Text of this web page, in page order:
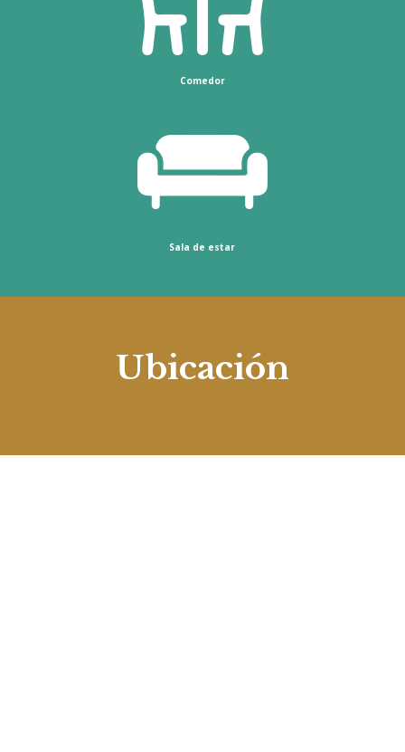
Comedor
Sala de estar
Ubicación